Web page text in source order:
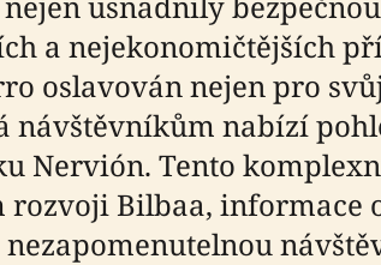
a nejekonomičtějších
oslavován nejen pro
návštěvníkům nabízí
Nervión. Tento
rozvoji Bilbaa, informace